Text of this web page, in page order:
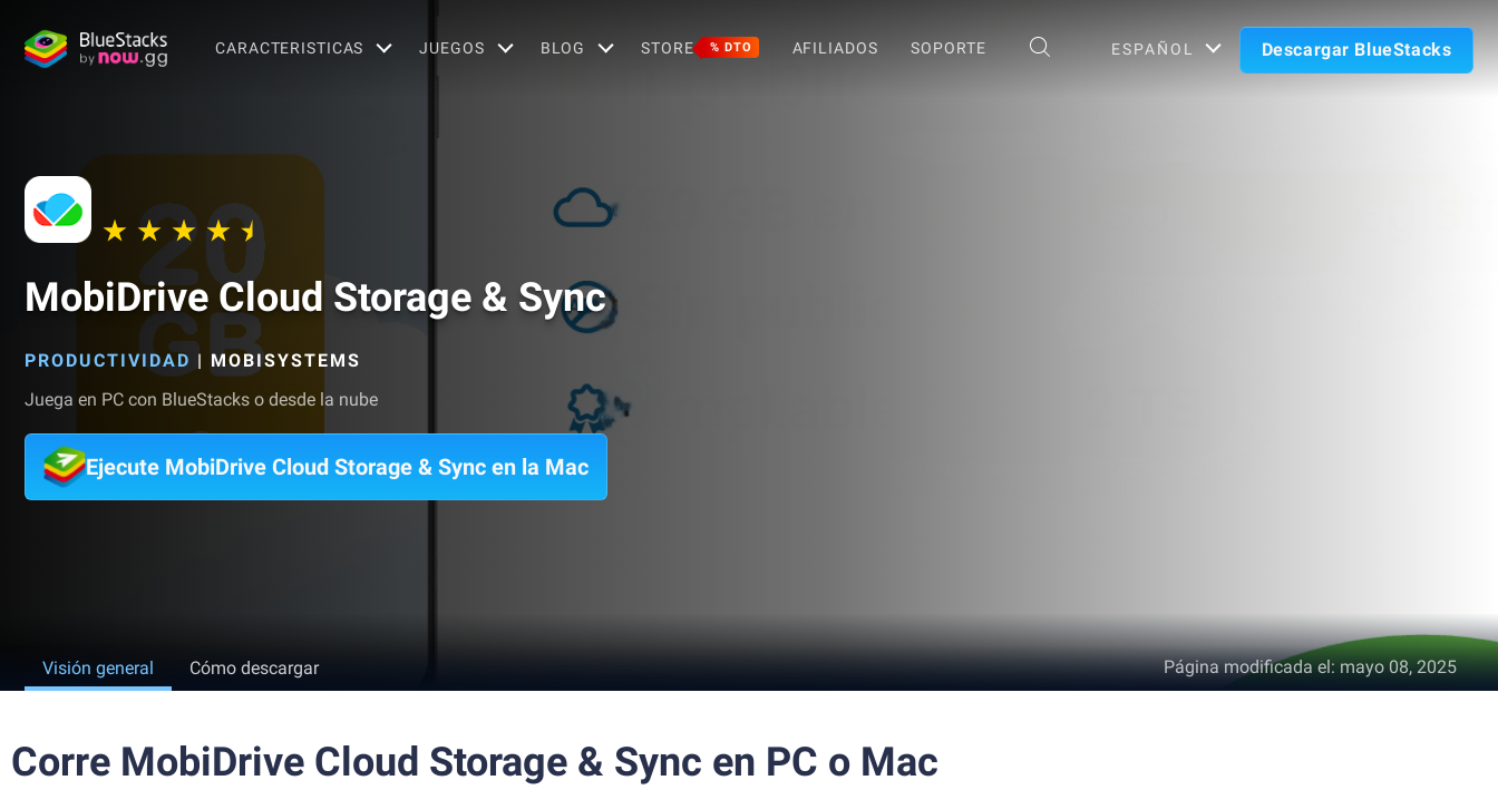
CARACTERISTICAS JUEGOS BLOG STORE % DTO AFILIADOS SOPORTE ESPAÑOL Descargar BlueStacks
MobiDrive Cloud Storage & Sync
PRODUCTIVIDAD | MOBISYSTEMS
Juega en PC con BlueStacks o desde la nube
Ejecute MobiDrive Cloud Storage & Sync en la Mac
Visión general Cómo descargar Página modificada el:mayo 08, 2025
Corre MobiDrive Cloud Storage & Sync en PC o Mac